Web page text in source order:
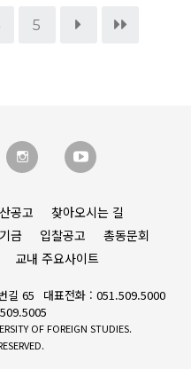
5
공고
찾아오시는 길
금 입찰공고
총동문회
교내 주요사이트
길 65
대표전화 : 051.509.5000
OF FOREIGN STUDIES.